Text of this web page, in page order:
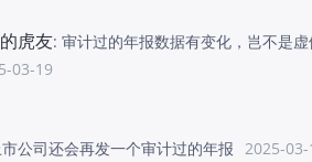
虎友: 审计过的年报数据有变化，岂不是
03-19
公司还会再发一个审计过的年报 2025-